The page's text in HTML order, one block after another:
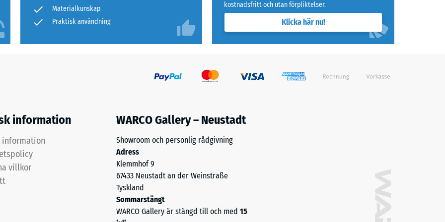
permanent elastiskt lim eller med klämlister. Att
väggskydd eller krockskydd
(EN 12616) – Skala 2 = Infiltration upp till 10 mm/t (10 l/t/m²)
– Skalvärde 5 = Värmeledningsförmåga ca. 0,07 W/(m·K)
Materialkunskap
Praktisk användning
kostnadsfritt och utan förpliktelser.
Klicka här nu!
information
information
villkor
WARCO Gallery – Neustadt
Showroom och personlig rådgivning
Adress
Klemmhof 9
67433 Neustadt an der Weinstraße
Tyskland
Sommarstängt
WARCO Gallery är stängd till och med 15